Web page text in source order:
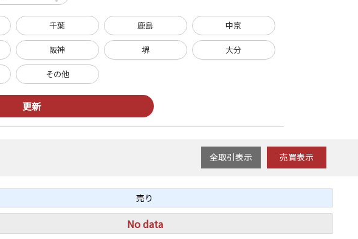
千葉 鹿島 中京
阪神 堺 大分
その他
全取引表示 売買表示
売り
No data